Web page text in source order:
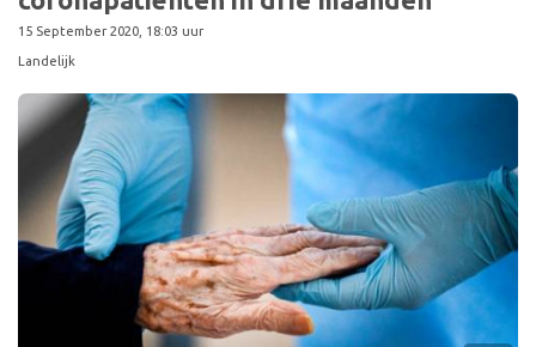
15 September 2020, 18:03 uur
Landelijk